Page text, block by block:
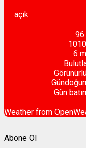
açık
96
6
Gün
Weather from
Abone Ol